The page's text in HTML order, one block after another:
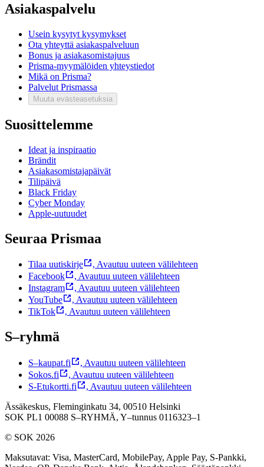
Asiakaspalvelu
Usein kysytyt kysymykset
Ota yhteyttä asiakaspalveluun
Bonus ja asiakasomistajuus
Prisma-myymälöiden yhteystiedot
Mikä on Prisma?
Palvelut Prismassa
Muuta evästeasetuksia
Suosittelemme
Ideat ja inspiraatio
Brändit
Asiakasomistajapäivät
Tilipäivä
Black Friday
Cyber Monday
Apple-uutuudet
Seuraa Prismaa
Tilaa uutiskirje , Avautuu uuteen välilehteen
Facebook
, Avautuu uuteen välilehteen
Instagram
, Avautuu uuteen välilehteen
YouTube
, Avautuu uuteen välilehteen
TikTok
, Avautuu uuteen välilehteen
S–ryhmä
S–kaupat.fi , Avautuu uuteen välilehteen
Sokos.fi
, Avautuu uuteen välilehteen
S-Etukortti.fi
, Avautuu uuteen välilehteen
Ässäkeskus, Fleminginkatu 34, 00510 Helsinki
SOK PL1 00088 S–RYHMÄ, Y–tunnus 0116323–1
© SOK 2026
Maksutavat: Visa, MasterCard, MobilePay, Apple Pay, S-Pankki,